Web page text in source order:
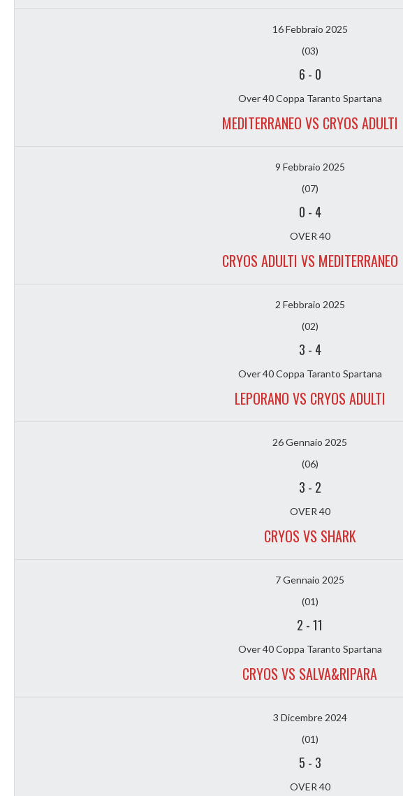
16 Febbraio 2025
(03)
6 - 0
Over 40 Coppa Taranto Spartana
MEDITERRANEO VS CRYOS ADULTI
9 Febbraio 2025
(07)
0 - 4
OVER 40
CRYOS ADULTI VS MEDITERRANEO
2 Febbraio 2025
(02)
3 - 4
Over 40 Coppa Taranto Spartana
LEPORANO VS CRYOS ADULTI
26 Gennaio 2025
(06)
3 - 2
OVER 40
CRYOS VS SHARK
7 Gennaio 2025
(01)
2 -11
Over 40 Coppa Taranto Spartana
CRYOS VS SALVA&RIPARA
3 Dicembre 2024
(01)
5 - 3
OVER 40